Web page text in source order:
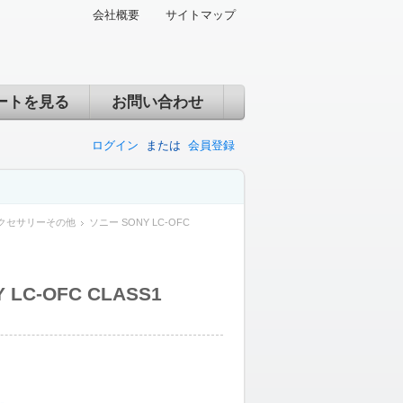
会社概要 サイトマップ
トを見る お問い合わせ
ログイン または 会員登録
セサリーその他
ソニー SONY LC-OFC
LC-OFC CLASS1